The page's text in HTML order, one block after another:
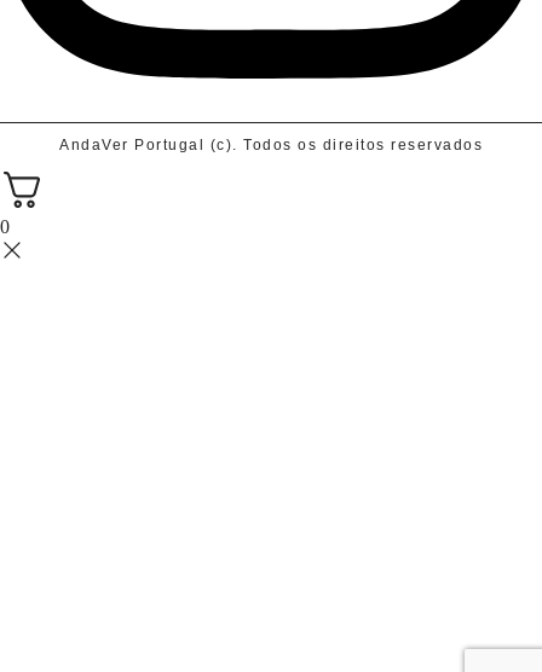
AndaVer Portugal (c). Todos os direitos reservados
0